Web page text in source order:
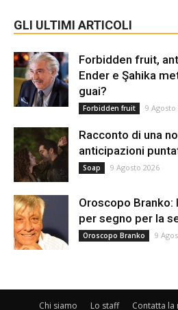
GLI ULTIMI ARTICOLI
Forbidden fruit,
Ender e Şahika
guai?
Forbidden fruit 9 Agosto
Racconto di una
anticipazioni
Soap 9 Agosto 2026
Oroscopo
per segno per la
Oroscopo Branko 9
Chi siamo Lo staff Contatta la